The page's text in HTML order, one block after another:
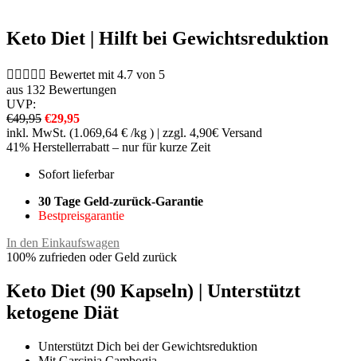
Keto Diet | Hilft bei Gewichtsreduktion
     Bewertet mit 4.7 von 5
aus 132 Bewertungen
UVP:
€49,95 €29,95
inkl. MwSt. (1.069,64 € /kg ) | zzgl. 4,90€ Versand
41% Herstellerrabatt – nur für kurze Zeit
Sofort lieferbar
30 Tage Geld-zurück-Garantie
Bestpreisgarantie
In den Einkaufswagen
100% zufrieden oder Geld zurück
Keto Diet (90 Kapseln) | Unterstützt
ketogene Diät
Unterstützt Dich bei der Gewichtsreduktion